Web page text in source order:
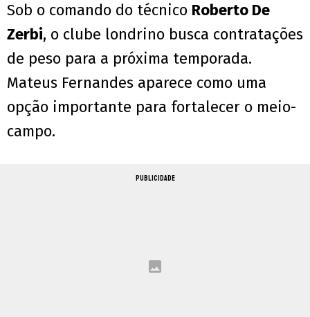
Sob o comando do técnico Roberto De
Zerbi, o clube londrino busca contratações
de peso para a próxima temporada.
Mateus Fernandes aparece como uma
opção importante para fortalecer o meio-
campo.
PUBLICIDADE